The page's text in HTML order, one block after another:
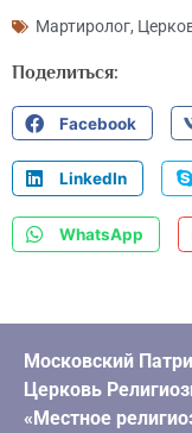
Мартиролог,
Поделиться:
Facebook
LinkedIn
WhatsApp
Московский
Церковь
«Местное